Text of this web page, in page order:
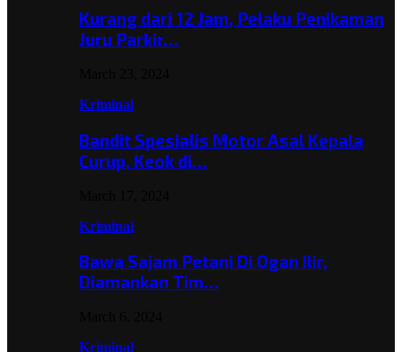
Kurang dari 12 Jam, Pelaku Penikaman
Juru Parkir…
Kriminal
Bandit Spesialis Motor Asal Kepala
Curup, Keok di…
Kriminal
Bawa Sajam Petani Di Ogan Ilir,
Diamankan Tim…
Kriminal